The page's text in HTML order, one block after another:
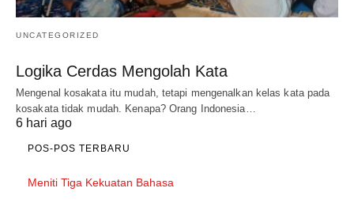
UNCATEGORIZED
Logika Cerdas Mengolah Kata
Mengenal kosakata itu mudah, tetapi mengenalkan kelas kata pada
kosakata tidak mudah. Kenapa? Orang Indonesia…
6 hari ago
POS-POS TERBARU
Meniti Tiga Kekuatan Bahasa